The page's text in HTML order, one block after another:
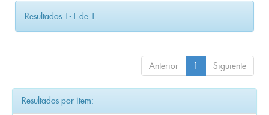
Resultados 1-1 de 1.
Anterior 1 Siguiente
Resultados por ítem: